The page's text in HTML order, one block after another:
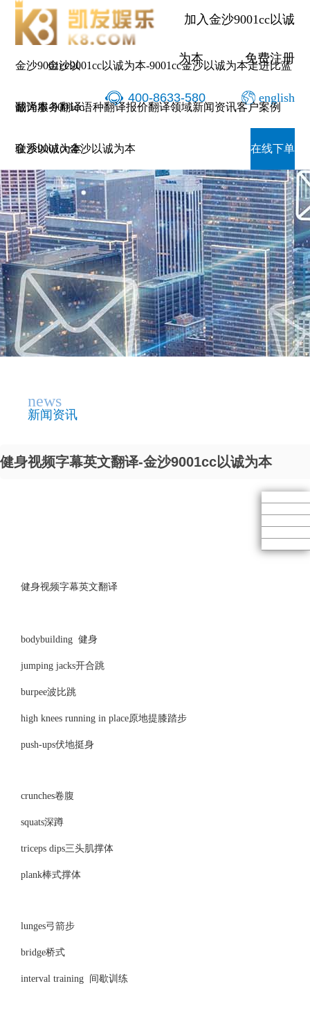
加入金沙9001cc以诚
为本 免费注册
400-8633-580 english
金沙9001cc以
诚为本-9001cc
金沙以诚为本
金沙9001cc以诚为本-9001cc金沙以诚为本走进比蓝
翻译服务翻译语种翻译报价翻译领域新闻资讯客户案例
联系9001cc金沙以诚为本 在线下单
news
新闻资讯
健身视频字幕英文翻译-金沙9001cc以诚为本
健身视频字幕英文翻译
bodybuilding 健身
jumping jacks开合跳
burpee波比跳
high knees running in place原地提膝踏步
push-ups伏地挺身
crunches卷腹
squats深蹲
triceps dips三头肌撑体
plank棒式撑体
lunges弓箭步
bridge桥式
interval training 间歇训练